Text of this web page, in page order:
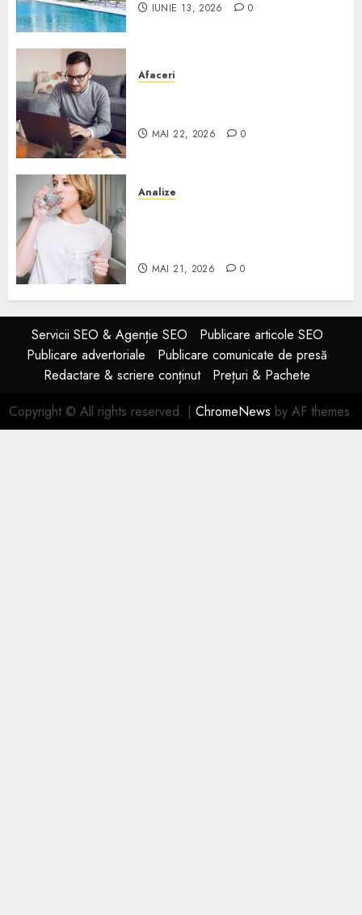
IUNIE 13, 2026 0
Afaceri
MAI 22, 2026 0
Analize
MAI 21, 2026 0
Servicii SEO & Agenție SEO
Publicare articole SEO
Publicare advertoriale
Publicare comunicate de presă
Redactare & scriere conținut
Prețuri & Pachete
Copyright © All rights reserved. | ChromeNews by AF themes.